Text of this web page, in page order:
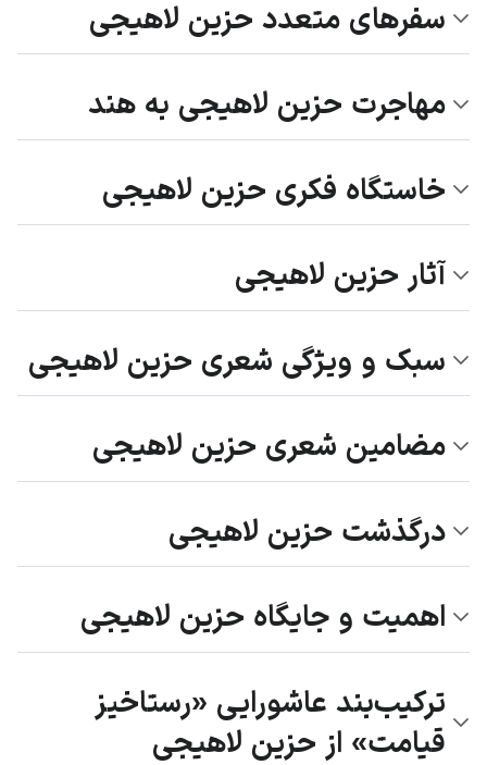
سفرهای متعدد حزین لاهیجی
مهاجرت حزین لاهیجی به هند
خاستگاه فکری حزین لاهیجی
آثار حزین لاهیجی
سبک و ویژگی شعری حزین لاهیجی
مضامین شعری حزین لاهیجی
درگذشت حزین لاهیجی
اهمیت و جایگاه حزین لاهیجی
ترکیب‌بند عاشورایی «رستاخیز
قیامت» از حزین لاهیجی